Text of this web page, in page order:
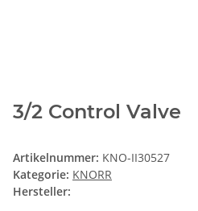
3/2 Control Valve
Artikelnummer: KNO-II30527
Kategorie: KNORR
Hersteller: